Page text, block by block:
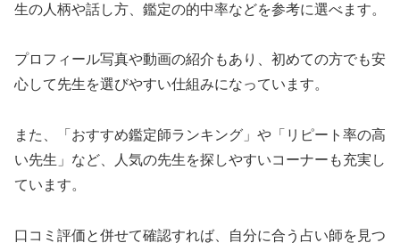
生の人柄や話し方、鑑定の的中率などを参考に選べます。
プロフィール写真や動画の紹介もあり、初めての方でも安
心して先生を選びやすい仕組みになっています。
また、「おすすめ鑑定師ランキング」や「リピート率の高
い先生」など、人気の先生を探しやすいコーナーも充実し
ています。
口コミ評価と併せて確認すれば、自分に合う占い師を見つ